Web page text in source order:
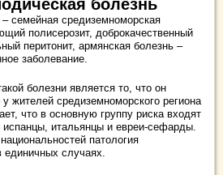
болезнь
семейная средиземноморская
полисерозит, доброкачественный
перитонит, армянская болезнь –
заболевание.
болезни является то, что он
у жителей средиземноморского региона
что в основную группу риска входят
испанцы, итальянцы и евреи-сефарды.
патология
единичных случаях.